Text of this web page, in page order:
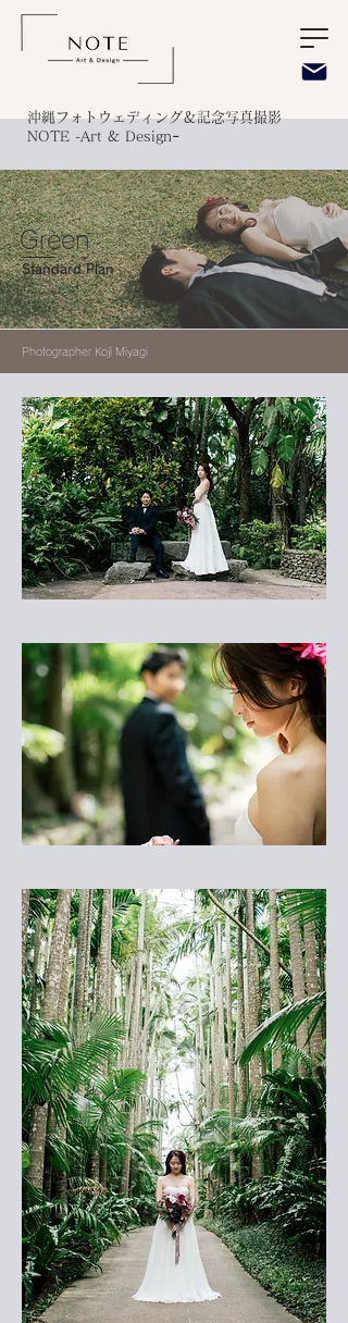
沖縄フォトウェディング＆記念写真撮影​
NOTE -Art & Design-
Green
Standard Plan
Photographer Koji Miyagi